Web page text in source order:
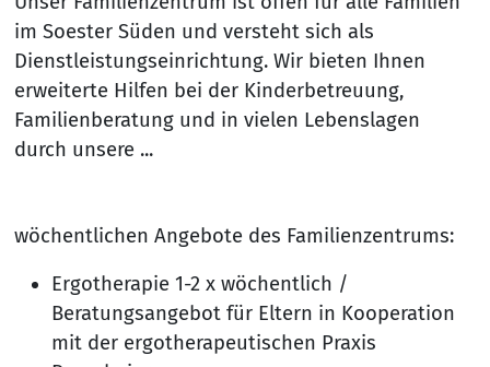
im Soester Süden und versteht sich als
Dienstleistungseinrichtung. Wir bieten Ihnen
erweiterte Hilfen bei der Kinderbetreuung,
Familienberatung und in vielen Lebenslagen
durch unsere ...
wöchentlichen Angebote des Familienzentrums:
Ergotherapie 1-2 x wöchentlich /
Beratungsangebot für Eltern in Kooperation
mit der ergotherapeutischen Praxis